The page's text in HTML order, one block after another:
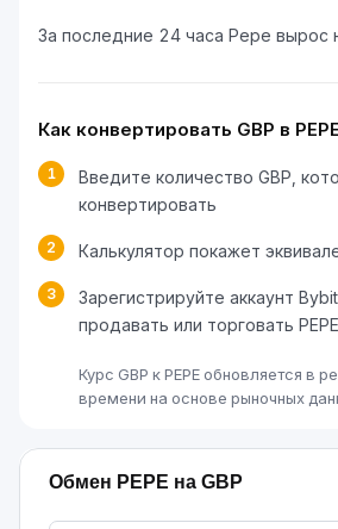
За последние 24 часа Pepe вырос
Как конвертировать GBP в PEPE
1
Введите количество GBP,
конвертировать
2 Калькулятор покажет
3
Зарегистрируйте аккаунт
продавать или торговать PEPE
Курс GBP к PEPE обновляется в
времени на основе рыночных
Обмен PEPE на GBP